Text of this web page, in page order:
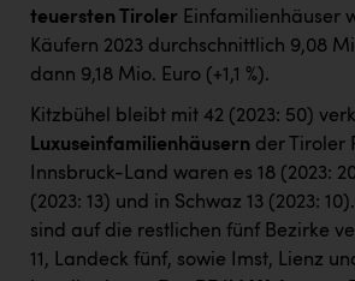
teuersten Tiroler Einfamilienhäuser
Käufern 2023 durchschnittlich 9,08
dann 9,18 Mio. Euro (+1,1 %).
Kitzbühel bleibt mit 42 (2023: 50)
Luxuseinfamilienhäusern der Tiroler
Innsbruck-Land waren es 18 (2023:
(2023: 13) und in Schwaz 13 (2023:
sind auf die restlichen fünf Bezirke
11, Landeck fünf, sowie Imst, Lienz